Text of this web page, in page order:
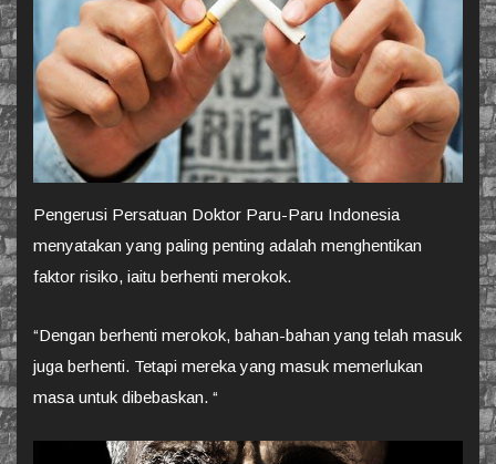
Pengerusi Persatuan Doktor Paru-Paru Indonesia
menyatakan yang paling penting adalah menghentikan
faktor risiko, iaitu berhenti merokok.
“Dengan berhenti merokok, bahan-bahan yang telah masuk
juga berhenti. Tetapi mereka yang masuk memerlukan
masa untuk dibebaskan. “